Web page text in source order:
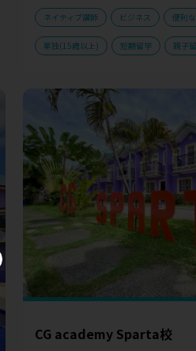
ネイティブ講師 ビジネス 便利
単独(15歳以上) 短期留学 親子
CG academy Sparta校